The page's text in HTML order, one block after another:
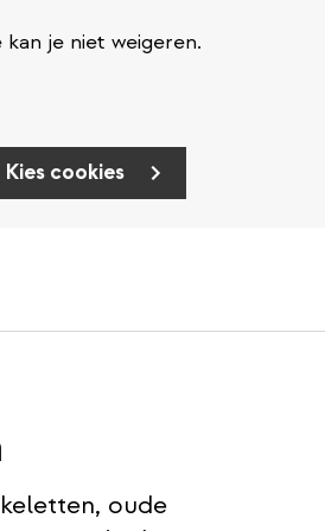
je niet weigeren.
Kies cookies
oude